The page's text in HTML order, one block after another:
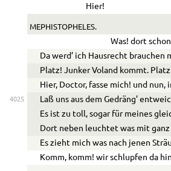
Hier!
MEPHISTOPHELES.
Was! dort
Da werd’ ich Hausrecht brauchen
Platz! Junker Voland kommt.
Hier, Doctor, fasse mich! und nun,
4025
Laß uns aus dem Gedräng’
Es ist zu toll, sogar für meines
Dort neben leuchtet was mit ganz
Es zieht mich was nach jenen
Komm, komm! wir schlupfen da